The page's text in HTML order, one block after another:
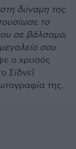
δύναμη της
το
σε βάλσαμο,
σου
ο χρυσός
Σίδνεϊ
της.